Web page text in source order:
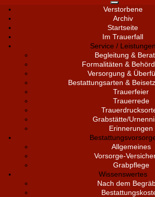
Verstorbene
Archiv
Startseite
Im Trauerfall
Service / Leistungen
Begleitung &
Formalitäten &
Versorgung &
Bestattungsarten &
Trauerfeier
Trauerrede
Grabstätte/
Erinnerungen
Allgemeines
Vorsorge-
Grabpflege
Wissenswertes
Nach dem